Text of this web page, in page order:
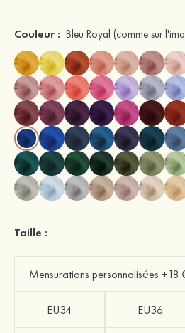
Couleur : Bleu Royal (comme sur
Taille :
Mensurations personnalisées +18
EU34 EU36